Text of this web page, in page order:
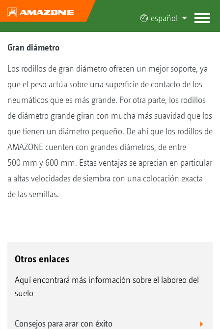
español
Gran diámetro
Los rodillos de gran diámetro ofrecen un mejor soporte, ya
que el peso actúa sobre una superficie de contacto de los
neumáticos que es más grande. Por otra parte, los rodillos
de diámetro grande giran con mucha más suavidad que los
que tienen un diámetro pequeño. De ahí que los rodillos de
AMAZONE cuenten con grandes diámetros, de entre
500 mm y 600 mm. Estas ventajas se aprecian en particular
a altas velocidades de siembra con una colocación exacta
de las semillas.
Otros enlaces
Aquí encontrará más información sobre el laboreo del
suelo
Consejos para arar con éxito